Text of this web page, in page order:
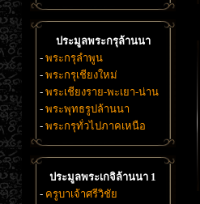
ประมูลพระกรุล้านนา
- พระกรุลำพูน
- พระกรุเชียงใหม่
- พระเชียงราย-พะเยา-น่าน
- พระพุทธรูปล้านนา
- พระกรุทั่วไปภาคเหนือ
ประมูลพระเกจิล้านนา 1
- ครูบาเจ้าศรีวิชัย